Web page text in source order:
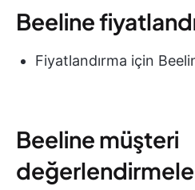
Beeline
Fiyatlandırma için
Beeline müşteri